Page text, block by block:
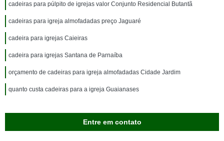
cadeiras para púlpito de igrejas valor Conjunto Residencial Butantã
cadeiras para igreja almofadadas preço Jaguaré
cadeira para igrejas Caieiras
cadeira para igrejas Santana de Parnaíba
orçamento de cadeiras para igreja almofadadas Cidade Jardim
quanto custa cadeiras para a igreja Guaianases
Entre em contato